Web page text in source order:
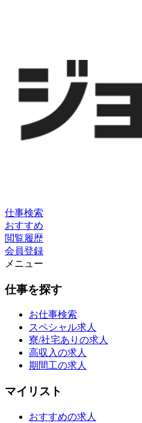
仕事検索
おすすめ
閲覧履歴
会員登録
メニュー
仕事を探す
お仕事検索
スペシャル求人
寮/社宅ありの求人
高収入の求人
期間工の求人
マイリスト
おすすめの求人